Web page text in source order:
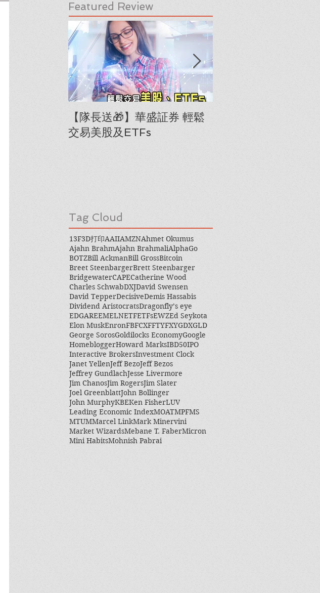
Featured Review
【隊長送🎁】華盛証券 輕鬆
交易美股及ETFs
Tag Cloud
13F3D打印AAIIAMZNAhmet Okumus
Ajahn BrahmAjahn BrahmaliAlphaGo
BOTZBill AckmanBill GrossBitcoin
Breet SteenbargerBrett Steenbarger
BridgewaterCAPECatherine Wood
Charles SchwabDXJDavid Swensen
David TepperDecisiveDemis Hassabis
Dividend AristocratsDragonfly’s eye
EDGAREEMELNETFETFsEWZEd Seykota
Elon MuskEnronFBFCXFFTYFXYGDXGLD
George SorosGoldilocks EconomyGoogle
HomebloggerHoward MarksIBD50IPO
Interactive BrokersInvestment Clock
Janet YellenJeff BezoJeff Bezos
Jeffrey GundlachJesse Livermore
Jim ChanosJim RogersJim Slater
Joel GreenblattJohn Bollinger
John MurphyKBEKen FisherLUV
Leading Economic IndexMOATMPFMS
MTUMMarcel LinkMark Minervini
Market WizardsMebane T. FaberMicron
Mini HabitsMohnish Pabrai